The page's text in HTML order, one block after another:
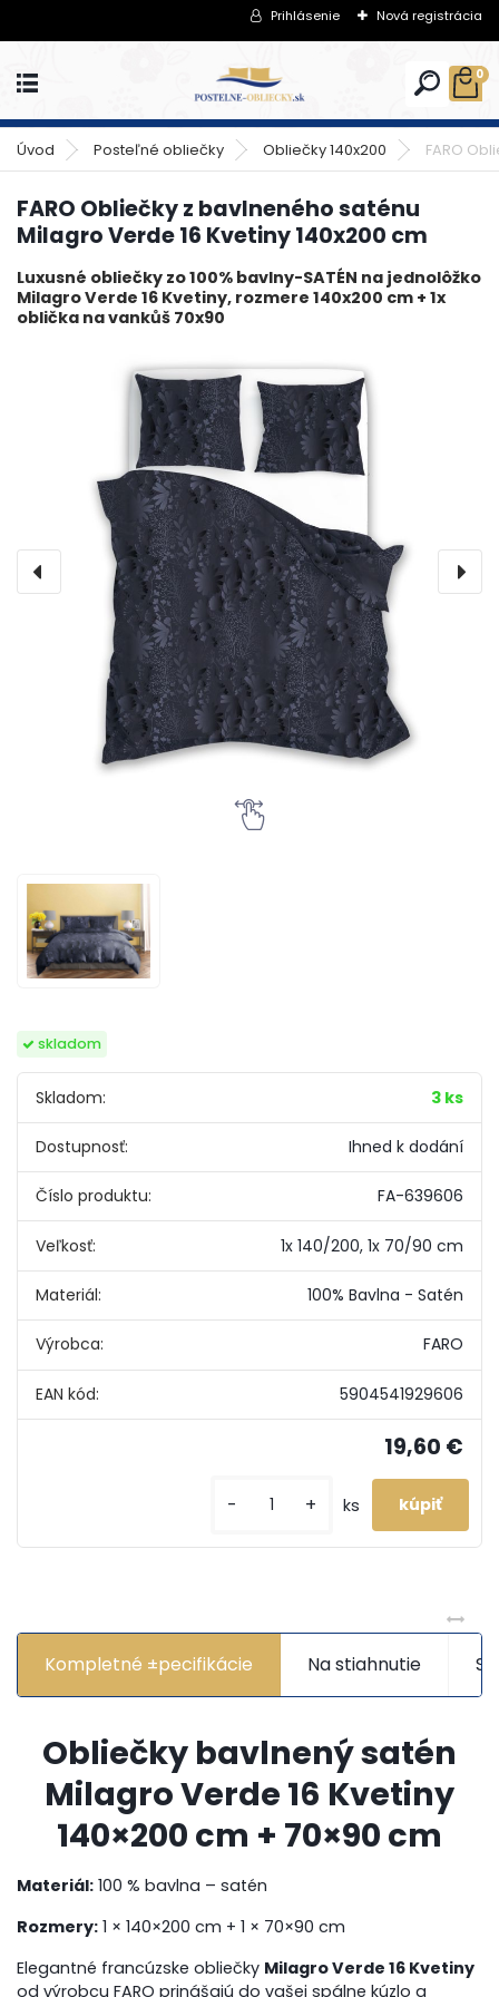
Prihlásenie Nová registrácia
0
Úvod Posteľné obliečky Obliečky 140x200 FARO
FARO Obliečky z bavlneného saténu
Milagro Verde 16 Kvetiny 140x200 cm
Luxusné obliečky zo 100% bavlny-SATÉN na jednolôžko
Milagro Verde 16 Kvetiny, rozmere 140x200 cm + 1x
oblička na vankůš 70x90
skladom
Skladom: 3 ks
Dostupnosť: Ihned k dodání
Číslo produktu: FA-639606
Veľkosť: 1x 140/200, 1x 70/90 cm
Materiál: 100% Bavlna - Satén
Výrobca: FARO
EAN kód: 5904541929606
19,60 €
- + ks
Kompletné ±pecifikácie Na stiahnutie
Obliečky bavlnený satén
Milagro Verde 16 Kvetiny
140×200 cm + 70×90 cm
Materiál: 100 % bavlna – satén
Rozmery: 1 × 140×200 cm + 1 × 70×90 cm
Elegantné francúzske obliečky Milagro Verde 16 Kvetiny
od výrobcu FARO prinášajú do vašej spálne kúzlo a